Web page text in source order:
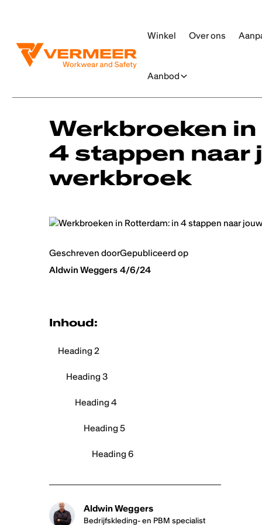
Winkel Over ons
Aanbod
Werkbroeken
4 stappen naar
werkbroek
Geschreven door
Aldwin Weggers
Gepubliceerd op
4/6/24
Inhoud:
Heading 2
Heading 3
Heading 4
Heading 5
Heading 6
Aldwin Weggers
Bedrijfskleding- en PBM specialist